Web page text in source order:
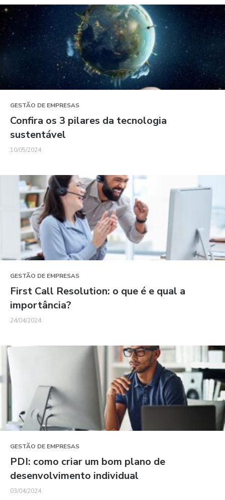
GESTÃO DE EMPRESAS
Confira os 3 pilares da tecnologia
sustentável
10/05/2024
GESTÃO DE EMPRESAS
First Call Resolution: o que é e qual a
importância?
24/04/2024
GESTÃO DE EMPRESAS
PDI: como criar um bom plano de
desenvolvimento individual
03/04/2024